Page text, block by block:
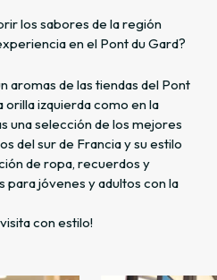
los sabores de la región
en el Pont du Gard?
aromas de las tiendas del Pont
orilla izquierda como en la
una selección de los mejores
del sur de Francia y su estilo
de ropa, recuerdos y
jóvenes y adultos con la
con estilo!